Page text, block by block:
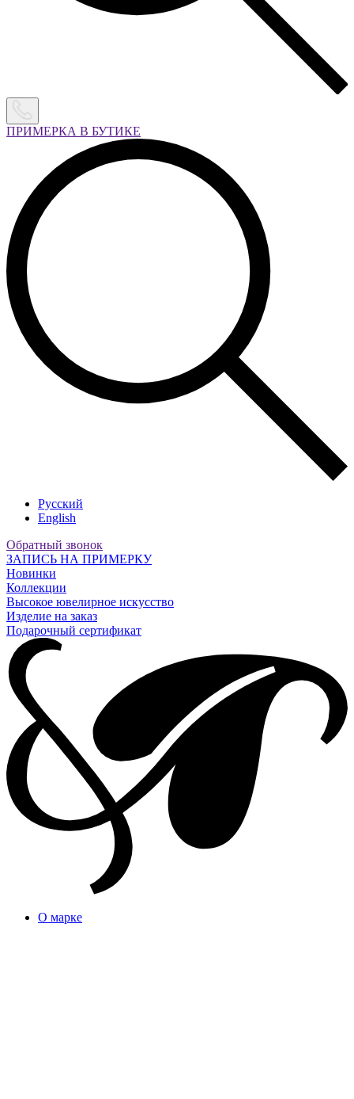
ПРИМЕРКА В БУТИКЕ
Русский
English
Обратный звонок
ЗАПИСЬ НА ПРИМЕРКУ
Новинки
Коллекции
Высокое ювелирное искусство
Изделие на заказ
Подарочный сертификат
О марке